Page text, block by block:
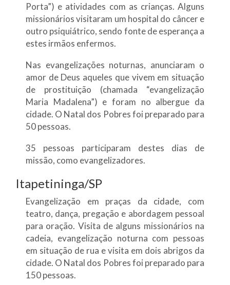
Porta”) e atividades com as crianças. Alguns
missionários visitaram um hospital do câncer e
outro psiquiátrico, sendo fonte de esperança a
estes irmãos enfermos.
Nas evangelizações noturnas, anunciaram o
amor de Deus aqueles que vivem em situação
de prostituição (chamada “evangelização
Maria Madalena”) e foram no albergue da
cidade. O Natal dos Pobres foi preparado para
50 pessoas.
35 pessoas participaram destes dias de
missão, como evangelizadores.
Itapetininga/SP
Evangelização em praças da cidade, com
teatro, dança, pregação e abordagem pessoal
para oração. Visita de alguns missionários na
cadeia, evangelização noturna com pessoas
em situação de rua e visita em dois abrigos da
cidade. O Natal dos Pobres foi preparado para
150 pessoas.